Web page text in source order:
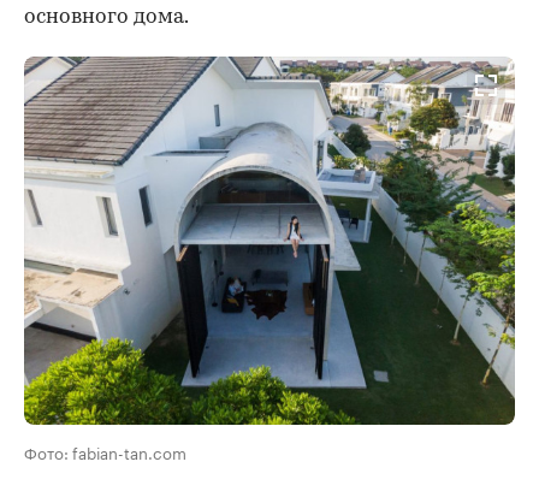
основного дома.
Фото: fabian-tan.com